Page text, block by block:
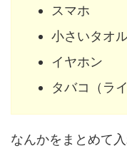
スマホ
小さいタオ
イヤホン
タバコ（ラ
なんかをまとめて入